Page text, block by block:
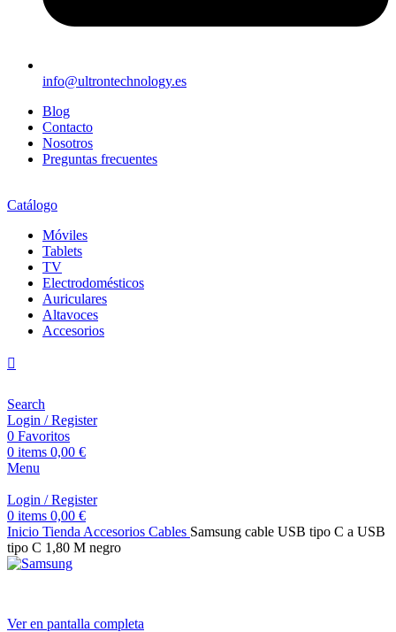
info@ultrontechnology.es
Blog
Contacto
Nosotros
Preguntas frecuentes
Catálogo
Móviles
Tablets
TV
Electrodomésticos
Auriculares
Altavoces
Accesorios
Search
Login / Register
0 Favoritos
0 items 0,00 €
Menu
Login / Register
0 items 0,00 €
Inicio Tienda Accesorios Cables Samsung cable USB tipo C a USB
tipo C 1,80 M negro
Ver en pantalla completa